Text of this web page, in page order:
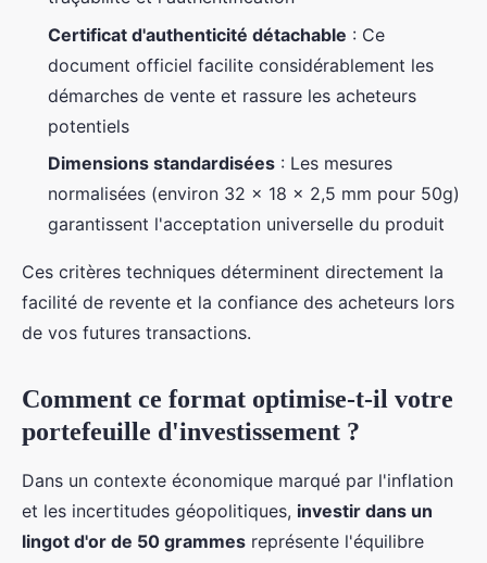
Certificat d'authenticité détachable : Ce
document officiel facilite considérablement les
démarches de vente et rassure les acheteurs
potentiels
Dimensions standardisées : Les mesures
normalisées (environ 32 x 18 x 2,5 mm pour 50g)
garantissent l'acceptation universelle du produit
Ces critères techniques déterminent directement la
facilité de revente et la confiance des acheteurs lors
de vos futures transactions.
Comment ce format optimise-t-il votre
portefeuille d'investissement ?
Dans un contexte économique marqué par l'inflation
et les incertitudes géopolitiques, investir dans un
lingot d'or de 50 grammes représente l'équilibre